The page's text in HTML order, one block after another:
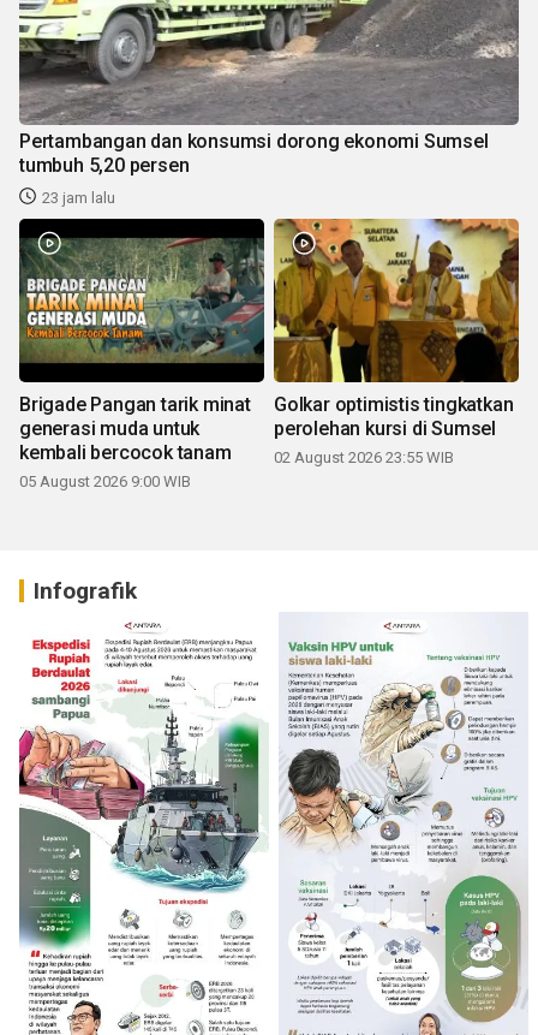
Pertambangan dan konsumsi dorong ekonomi Sumsel
tumbuh 5,20 persen
23 jam lalu
Brigade Pangan tarik minat
generasi muda untuk
kembali bercocok tanam
05 August 2026 9:00 WIB
Golkar optimistis tingkatkan
perolehan kursi di Sumsel
02 August 2026 23:55 WIB
Infografik